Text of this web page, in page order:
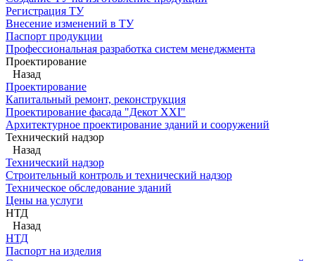
Регистрация ТУ
Внесение изменений в ТУ
Паспорт продукции
Профессиональная разработка систем менеджмента
Проектирование
Назад
Проектирование
Капитальный ремонт, реконструкция
Проектирование фасада "Декот XXI"
Архитектурное проектирование зданий и сооружений
Технический надзор
Назад
Технический надзор
Строительный контроль и технический надзор
Техническое обследование зданий
Цены на услуги
НТД
Назад
НТД
Паспорт на изделия